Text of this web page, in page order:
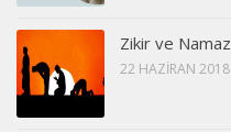
Zikir ve Namaz
22 HAZIRAN 2018